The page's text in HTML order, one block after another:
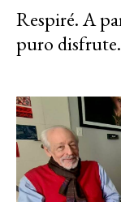
Respiré. A
puro disfrute.